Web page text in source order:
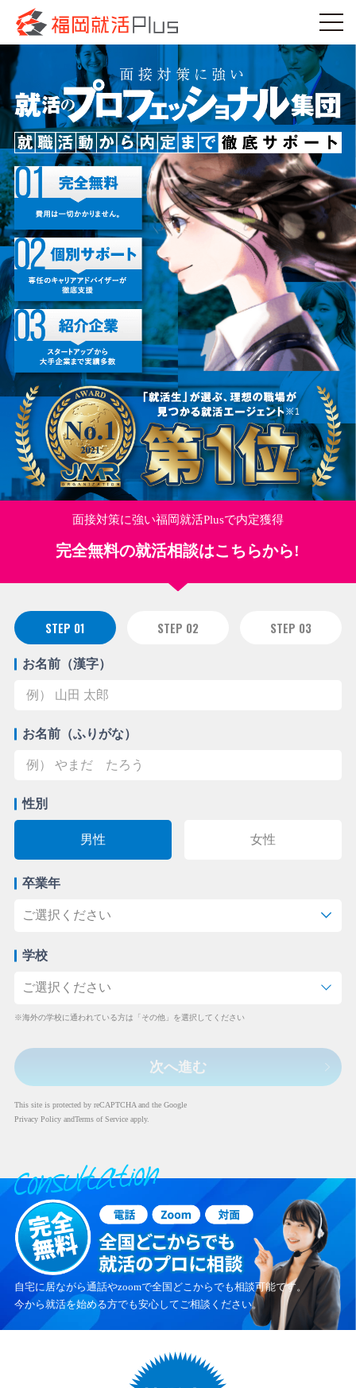
面接対策に強い福岡就活Plusで内定獲得
完全無料の就活相談はこちらから!
STEP 01 STEP 02 STEP 03
お名前（漢字）
お名前（ふりがな）
性別
男性 女性
卒業年
学校
※海外の学校に通われている方は「その他」を選択してください
次へ進む
This site is protected by reCAPTCHA and the Google
Privacy PolicyandTerms of Serviceapply.
自宅に居ながら通話やzoomで全国どこからでも相談可能です。
今から就活を始める方でも安心してご相談ください。